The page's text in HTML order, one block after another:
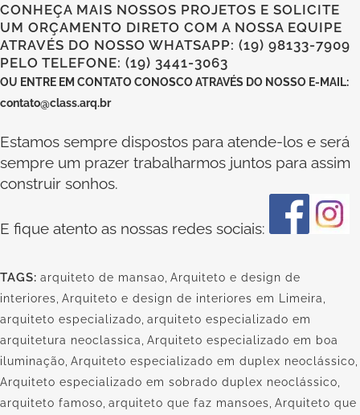
CONHEÇA MAIS NOSSOS PROJETOS E SOLICITE
UM ORÇAMENTO DIRETO COM A NOSSA EQUIPE
ATRAVÉS DO NOSSO WHATSAPP: (19) 98133-7909
PELO TELEFONE: (19) 3441-3063
OU ENTRE EM CONTATO CONOSCOATRAVÉS DO NOSSO E-MAIL:
contato@class.arq.br
Estamos sempre dispostos para atende-los e será
sempre um prazer trabalharmos juntos para assim
construir sonhos.
E fique atento as nossas redes sociais:
TAGS: arquiteto de mansao Arquiteto e design de
interiores Arquiteto e design de interiores em Limeira
arquiteto especializado arquiteto especializado em
arquitetura neoclassica Arquiteto especializado em boa
iluminação Arquiteto especializado em duplex neoclássico
Arquiteto especializado em sobrado duplex neoclássico
arquiteto famoso arquiteto que faz mansoes Arquiteto que